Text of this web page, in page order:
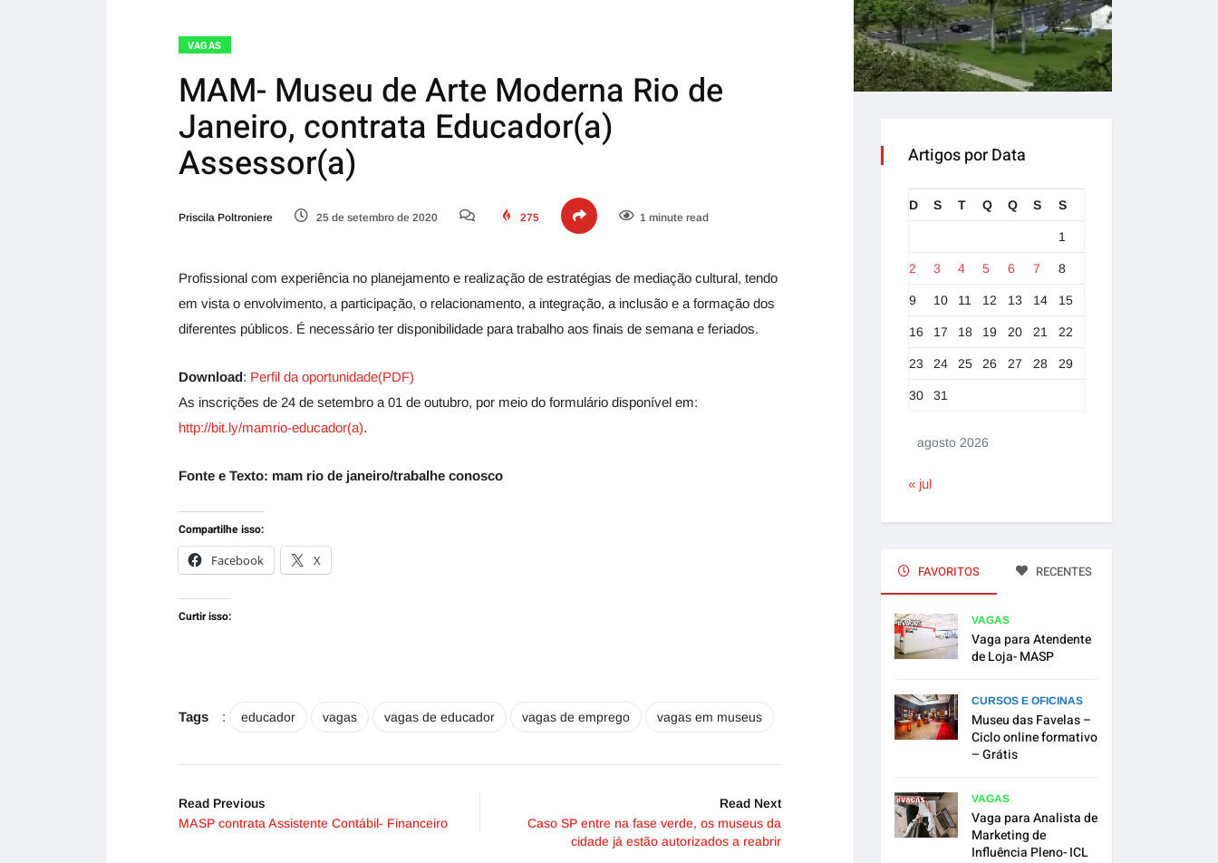
VAGAS
MAM- Museu de Arte Moderna Rio de
Janeiro, contrata Educador(a)
Assessor(a)
Priscila Poltroniere 25 de setembro de 2020 275 1 minute read
Profissional com experiência no planejamento e realização de estratégias de mediação cultural, tendo
em vista o envolvimento, a participação, o relacionamento, a integração, a inclusão e a formação dos
diferentes públicos. É necessário ter disponibilidade para trabalho aos finais de semana e feriados.
Download: Perfil da oportunidade(PDF)
As inscrições de 24 de setembro a 01 de outubro, por meio do formulário disponível em:
http://bit.ly/mamrio-educador(a).
Fonte e Texto: mam rio de janeiro/trabalhe conosco
Compartilhe isso:
Facebook
X
Curtir isso:
Tags : educador vagas vagas de educador vagas de emprego vagas em museus
Read Previous
MASP contrata Assistente Contábil- Financeiro
Read Next
Caso SP entre na fase verde, os museus da
cidade já estão autorizados a reabrir
Artigos por Data
agosto 2026
D S T Q Q S S
1
2 3 4 5 6 7 8
9 10 11 12 13 14 15
16 17 18 19 20 21 22
23 24 25 26 27 28 29
30 31
« jul
FAVORITOS RECENTES
VAGAS
Vaga para Atendente
de Loja- MASP
CURSOS E OFICINAS
Museu das Favelas –
Ciclo online formativo
– Grátis
VAGAS
Vaga para Analista de
Marketing de
Influência Pleno- ICL